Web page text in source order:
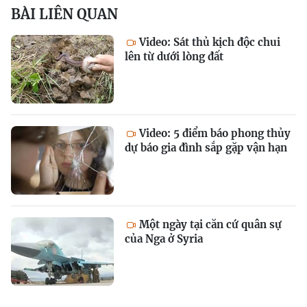
BÀI LIÊN QUAN
Video: Sát thủ kịch độc chui
lên từ dưới lòng đất
Video: 5 điểm báo phong thủy
dự báo gia đình sắp gặp vận hạn
Một ngày tại căn cứ quân sự
của Nga ở Syria